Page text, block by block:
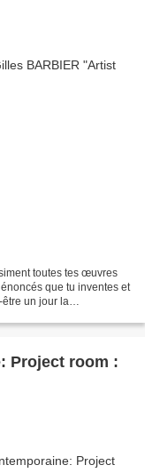
toutes tes œuvres
que tu inventes et
un jour la
Project room :